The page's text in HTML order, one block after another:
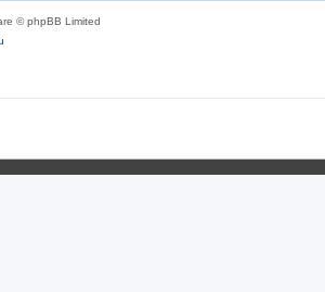
© phpBB Limited